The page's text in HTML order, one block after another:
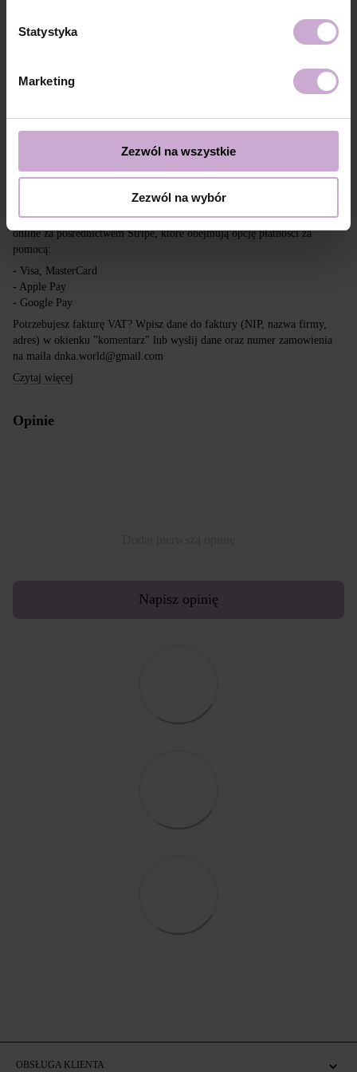
Statystyka
Marketing
Zezwól na wszystkie
Zezwól na wybór
Darmowa dostawa przy zakupach powyżej 650 zł.
Chcemy, aby zakupy były szybkie i łatwe, dlatego akceptujemy płatności
online za pośrednictwem Stripe, które obejmują opcję płatności za
pomocą:
- Visa, MasterCard
- Apple Pay
- Google Pay
Potrzebujesz fakturę VAT? Wpisz dane do faktury (NIP, nazwa firmy,
adres) w okienku "komentarz" lub wyslij dane oraz numer zamowienia
na maila dnka.world@gmail.com
Czytaj więcej
Opinie
Napisz opinię
OBSŁUGA KLIENTA